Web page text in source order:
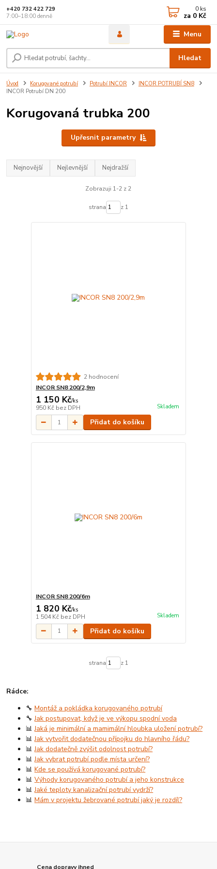
Menu
Hledat
+420 732 422 729
7:00–18:00 denně
0 ks
za 0 Kč
Úvod Korugované potrubí Potrubí INCOR
INCOR POTRUBÍ SN8
INCOR Potrubí DN 200
Korugovaná trubka 200
Upřesnit parametry
Nejnovější Nejlevnější Nejdražší
Zobrazuji 1-2 z 2
strana z 1
2 hodnocení
INCOR SN8 200/2,9m
1 150 Kč/ks
950 Kč bez DPH Skladem
Přidat do košíku
INCOR SN8 200/6m
1 820 Kč/ks
1 504 Kč bez DPH Skladem
Přidat do košíku
strana z 1
Rádce:
🔧Montáž a pokládka korugovaného potrubí
🔧Jak postupovat, když je ve výkopu spodní voda
📊Jaká je minimální a mamimální hloubka uložení potrubí?
📊Jak vytvořit dodatečnou přípojku do hlavního řádu?
📊Jak dodatečně zvýšit odolnost potrubí?
📊Jak vybrat potrubí podle místa určení?
📊Kde se používá korugované potrubí?
📊Výhody korugovaného potrubí a jeho konstrukce
📊Jaké teploty kanalizační potrubí vydrží?
📊Mám v projektu žebrované potrubí jaký je rozdíl?
Cena dopravy ihned